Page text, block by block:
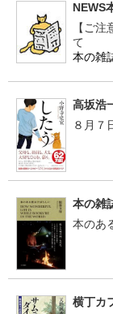
NEWS
【ご
て
本の雑
高坂浩
８月７
本の雑
本のあ
横丁カ